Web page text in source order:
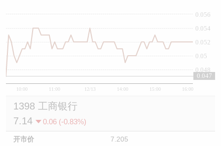
10:00 11:00 12/13 14:00 15:00 16:00
0.048
0.05
0.052
0.054
0.056
0.047
1398 工商银行
7.14
0.06 (-0.83%)
开市价 7.205